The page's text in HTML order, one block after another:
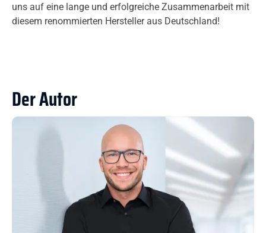
uns auf eine lange und erfolgreiche Zusammenarbeit mit
diesem renommierten Hersteller aus Deutschland!
Der Autor